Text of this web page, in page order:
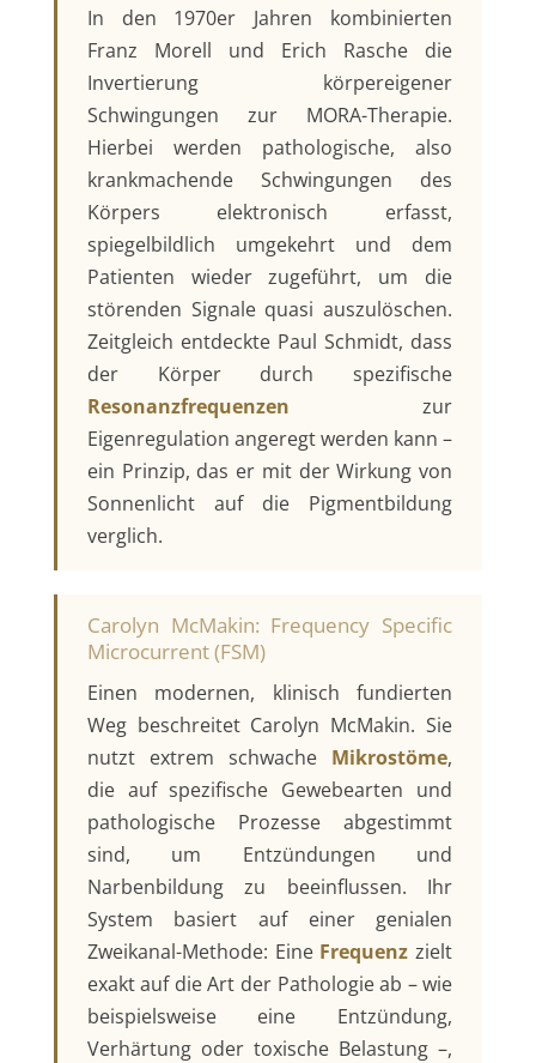
In den 1970er Jahren kombinierten
Franz Morell und Erich Rasche die
Invertierung körpereigener
Schwingungen zur MORA-Therapie.
Hierbei werden pathologische, also
krankmachende Schwingungen des
Körpers elektronisch erfasst,
spiegelbildlich umgekehrt und dem
Patienten wieder zugeführt, um die
störenden Signale quasi auszulöschen.
Zeitgleich entdeckte Paul Schmidt, dass
der Körper durch spezifische
Resonanzfrequenzen zur
Eigenregulation angeregt werden kann –
ein Prinzip, das er mit der Wirkung von
Sonnenlicht auf die Pigmentbildung
verglich.
Carolyn McMakin: Frequency Specific
Microcurrent (FSM)
Einen modernen, klinisch fundierten
Weg beschreitet Carolyn McMakin. Sie
nutzt extrem schwache Mikrostöme,
die auf spezifische Gewebearten und
pathologische Prozesse abgestimmt
sind, um Entzündungen und
Narbenbildung zu beeinflussen. Ihr
System basiert auf einer genialen
Zweikanal-Methode: Eine Frequenz zielt
exakt auf die Art der Pathologie ab – wie
beispielsweise eine Entzündung,
Verhärtung oder toxische Belastung –,